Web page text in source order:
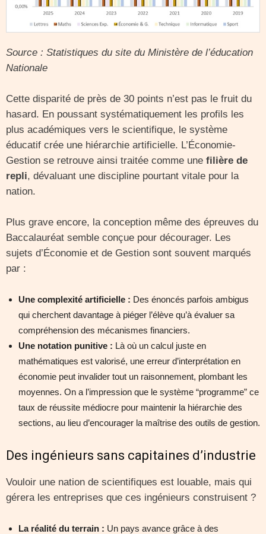
Source : Statistiques du site du Ministère de l’éducation
Nationale
Cette disparité de près de 30 points n’est pas le fruit du
hasard. En poussant systématiquement les profils les
plus académiques vers le scientifique, le système
éducatif crée une hiérarchie artificielle. L’Économie-
Gestion se retrouve ainsi traitée comme une filière de
repli, dévaluant une discipline pourtant vitale pour la
nation.
Plus grave encore, la conception même des épreuves du
Baccalauréat semble conçue pour décourager. Les
sujets d’Économie et de Gestion sont souvent marqués
par :
Une complexité artificielle : Des énoncés parfois ambigus
qui cherchent davantage à piéger l’élève qu’à évaluer sa
compréhension des mécanismes financiers.
Une notation punitive : Là où un calcul juste en
mathématiques est valorisé, une erreur d’interprétation en
économie peut invalider tout un raisonnement, plombant les
moyennes. On a l’impression que le système “programme” ce
taux de réussite médiocre pour maintenir la hiérarchie des
sections, au lieu d’encourager la maîtrise des outils de gestion.
Des ingénieurs sans capitaines d’industrie
Vouloir une nation de scientifiques est louable, mais qui
gérera les entreprises que ces ingénieurs construisent ?
La réalité du terrain : Un pays avance grâce à des